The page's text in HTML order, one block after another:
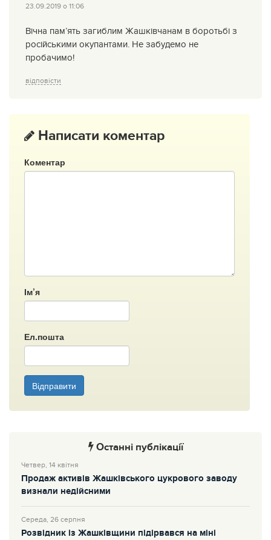
23.09.2019 о 11:06
Вічна пам’ять загиблим Жашківчанам в боротьбі з
російськими окупантами. Не забудемо не
пробачимо!
відповісти
Написати коментар
Коментар
Ім’я
Ел.пошта
Відправити
Останні публікації
Четвер, 14 квітня
Продаж активів Жашківського цукрового заводу
визнали недійсними
Середа, 26 серпня
Розвідник із Жашківщини підірвався на міні